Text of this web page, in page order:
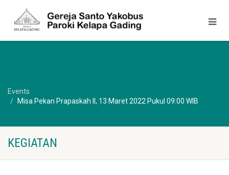
Events
Misa Pekan Prapaskah II, 13 Maret 2022 Pukul 09:00 WIB
KEGIATAN